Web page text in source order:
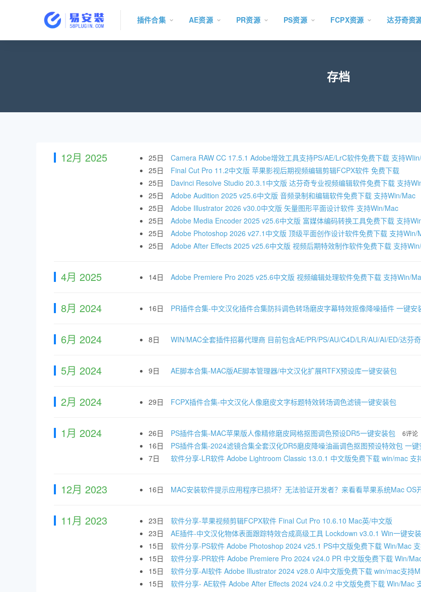
插件合集 AE资源 PR资源 PS资源 FCPX资源 达芬奇资
存档
12月 2025 25日
Camera RAW CC 17.5.1 Adobe增效工具支持PS/AE/LrC软件免费下载 支持
25日
Final Cut Pro 11.2中文版 苹果影视后期视频编辑剪辑FCPX软件 免费下载
25日
Davinci Resolve Studio 20.3.1中文版 达芬奇专业视频编辑软件免费下载 支持
25日
Adobe Audition 2025 v25.6中文版 音频录制和编辑软件免费下载 支持Win/Mac
25日
Adobe Illustrator 2026 v30.0中文版 矢量图形平面设计软件 支持Win/Mac
25日
Adobe Media Encoder 2025 v25.6中文版 富媒体编码转换工具免费下载 支持
25日
Adobe Photoshop 2026 v27.1中文版 顶级平面创作设计软件免费下载 支持Win/
25日
Adobe After Effects 2025 v25.6中文版 视频后期特效制作软件免费下载 支持
4月 2025 14日 Adobe Premiere Pro 2025 v25.6中文版 视频编辑处理软件免费下载 支持Win/
8月 2024 16日 PR插件合集-中文汉化插件合集防抖调色转场磨皮字幕特效抠像降噪插件 一键安
6月 2024 8日 WIN/MAC全套插件招募代理商 目前包含AE/PR/PS/AU/C4D/LR/AU/AI/ED/达芬
5月 2024 9日 AE脚本合集-MAC版AE脚本管理器/中文汉化扩展RTFX预设库一键安装包
2月 2024 29日 FCPX插件合集-中文汉化人像磨皮文字标题特效转场调色滤镜一键安装包
1月 2024 26日 PS插件合集-MAC苹果版人像精修磨皮网格抠图调色预设DR5一键安装包 6评论
16日 PS插件合集-2024滤镜合集全套汉化DR5磨皮降噪油画调色抠图预设特效包 一键
7日 软件分享-LR软件 Adobe Lightroom Classic 13.0.1 中文版免费下载 win/mac 支
12月 2023 16日 MAC安装软件提示应用程序已损坏？无法验证开发者？来看看苹果系统Mac OS
11月 2023 23日
软件分享-苹果视频剪辑FCPX软件 Final Cut Pro 10.6.10 Mac英/中文版
23日
AE插件-中文汉化物体表面跟踪特效合成高级工具 Lockdown v3.0.1 Win一键安装
15日
软件分享-PS软件 Adobe Photoshop 2024 v25.1 PS中文版免费下载 Win/Mac
15日
软件分享-PR软件 Adobe Premiere Pro 2024 v24.0 PR 中文版免费下载 Win/
15日
软件分享-AI软件 Adobe Illustrator 2024 v28.0 AI中文版免费下载 win/mac支持
15日
软件分享- AE软件 Adobe After Effects 2024 v24.0.2 中文版免费下载 Win/Mac